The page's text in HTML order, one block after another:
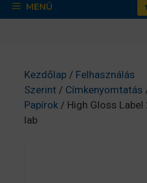
MENÜ
Kezdőlap / Felhasználás
Szerint / Címkenyomtatás
Papírok / High Gloss
lab